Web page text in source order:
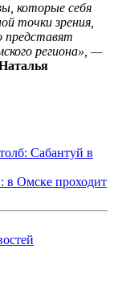
которые себя
точки зрения,
представят
региона», —
Сабантуй в
в Омске проходит